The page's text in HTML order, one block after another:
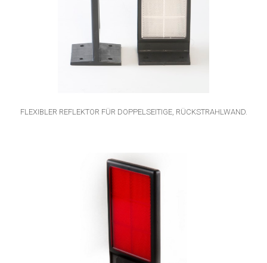
FLEXIBLER REFLEKTOR FÜR DOPPELSEITIGE, RÜCKSTRAHLWAND.